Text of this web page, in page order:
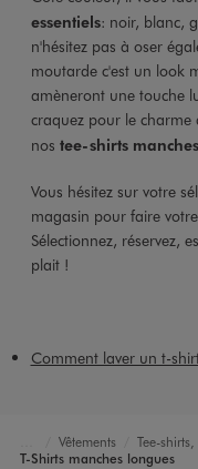
essentiels: noir, blanc,
n'hésitez pas à oser
moutarde c'est un look
amèneront une touche
craquez pour le
nos tee-shirts
Vous hésitez sur votre
magasin pour faire
Sélectionnez, réservez,
plait !
Comment laver un t-
Accueil
Femme
Vêtements
Tee-
T-Shirts manches longues